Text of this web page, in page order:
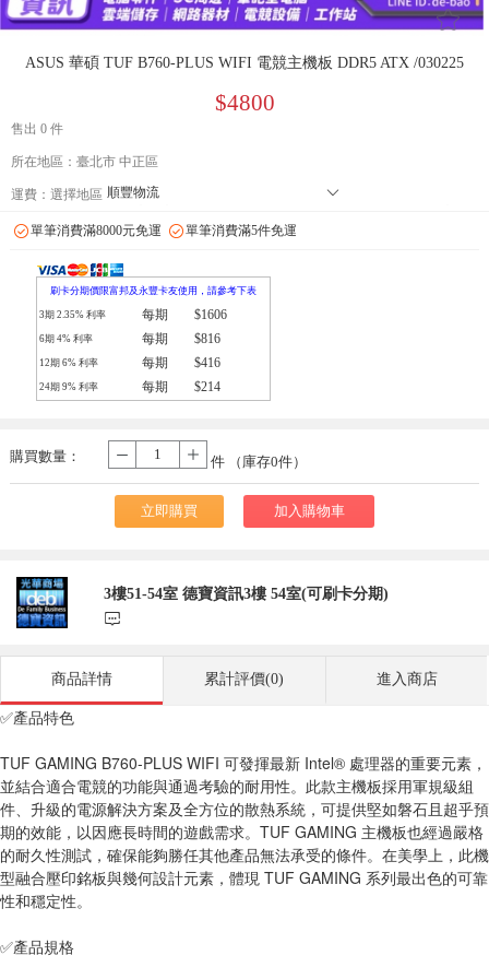
󰄔
ASUS 華碩 TUF B760-PLUS WIFI 電競主機板 DDR5 ATX /030225
$4800
售出 0 件
所在地區：臺北市 中正區
運費： 選擇地區 順豐物流 󰄘
郵局
單筆消費滿8000元免運 單筆消費滿5件免運
刷卡分期價限富邦及永豐卡友使用，請參考下表
3期 2.35% 利率 每期 $1606
6期 4% 利率 每期 $816
12期 6% 利率 每期 $416
24期 9% 利率 每期 $214
購買數量：
- 件 （庫存0件）
立即購買 加入購物車
3樓51-54室 德寶資訊3樓 54室(可刷卡分期)
󰃨
商品詳情 累計評價(0) 進入商店
✅產品特色
TUF GAMING B760-PLUS WIFI 可發揮最新 Intel® 處理器的重要元素，
並結合適合電競的功能與通過考驗的耐用性。此款主機板採用軍規級組
件、升級的電源解決方案及全方位的散熱系統，可提供堅如磐石且超乎預
期的效能，以因應長時間的遊戲需求。TUF GAMING 主機板也經過嚴格
的耐久性測試，確保能夠勝任其他產品無法承受的條件。在美學上，此機
型融合壓印銘板與幾何設計元素，體現 TUF GAMING 系列最出色的可靠
性和穩定性。
✅產品規格